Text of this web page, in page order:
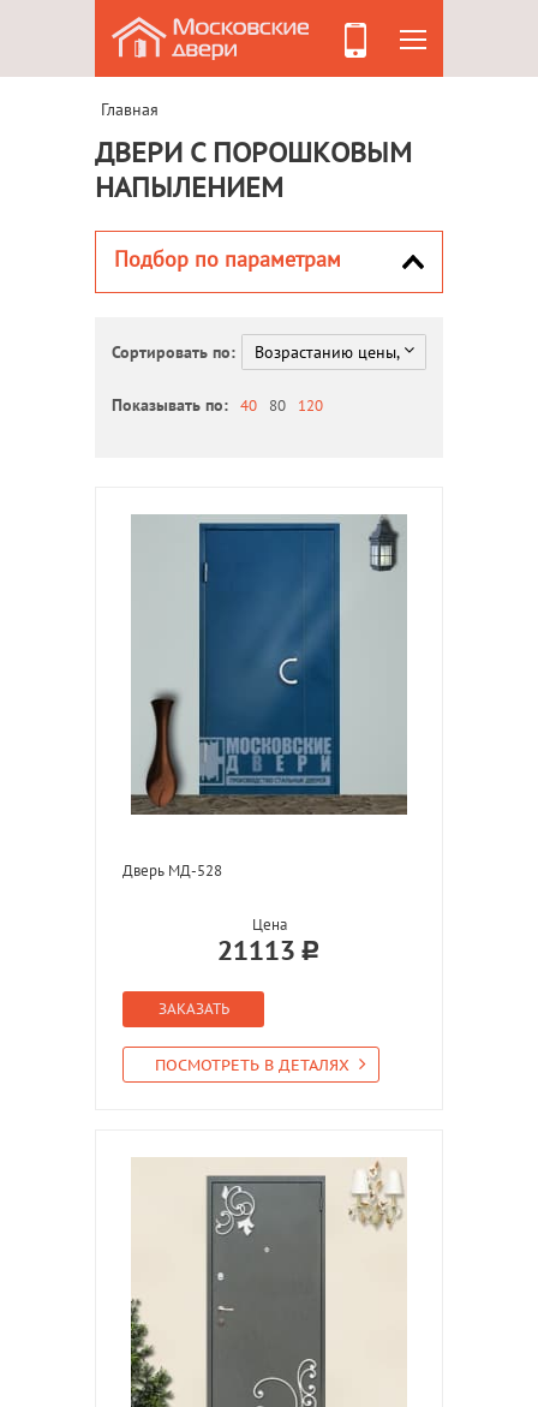
Главная
ДВЕРИ С ПОРОШКОВЫМ
НАПЫЛЕНИЕМ
Подбор по параметрам
Сортировать по:
Показывать по: 40 80 120
Дверь МД-528
Цена
21113
ЗАКАЗАТЬ
ПОСМОТРЕТЬ В ДЕТАЛЯХ